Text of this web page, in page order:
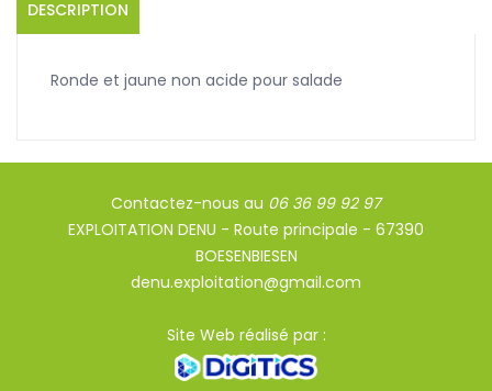
DESCRIPTION
Ronde et jaune non acide pour salade
Contactez-nous au 06 36 99 92 97
EXPLOITATION DENU - Route principale - 67390
BOESENBIESEN
denu.exploitation@gmail.com
Site Web réalisé par :